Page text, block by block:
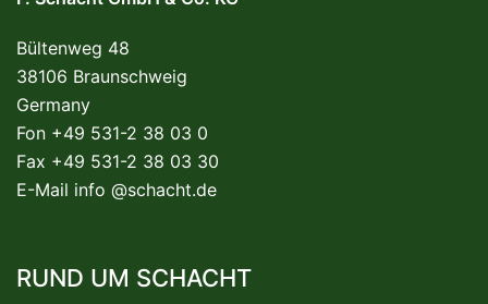
Bültenweg 48
38106 Braunschweig
Germany
Fon +49 531-2 38 03 0
Fax +49 531-2 38 03 30
E-Mail info @schacht.de
RUND UM SCHACHT